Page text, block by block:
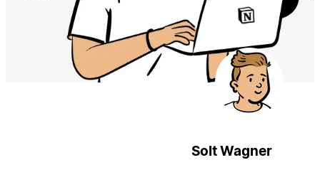
Solt Wagner